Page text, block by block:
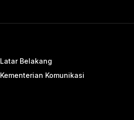
Latar Belakang
Kementerian Komunikasi